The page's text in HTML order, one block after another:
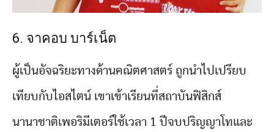
6. จาคอบ บาร์เน็ต
ผู้เป็นอัจฉริยะทางด้านคณิตศาสตร์ ถูกนำไปเปรียบ
เทียบกับไอสไตน์ เขาเข้าเรียนที่สถาบันฟิสิกส์
นานาชาติเพอริมีเตอร์ใช้เวลา 1 ปีจบปริญญาโทและ